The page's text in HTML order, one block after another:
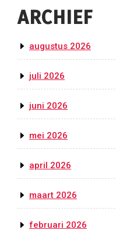
ARCHIEF
augustus 2026
juli 2026
juni 2026
mei 2026
april 2026
maart 2026
februari 2026